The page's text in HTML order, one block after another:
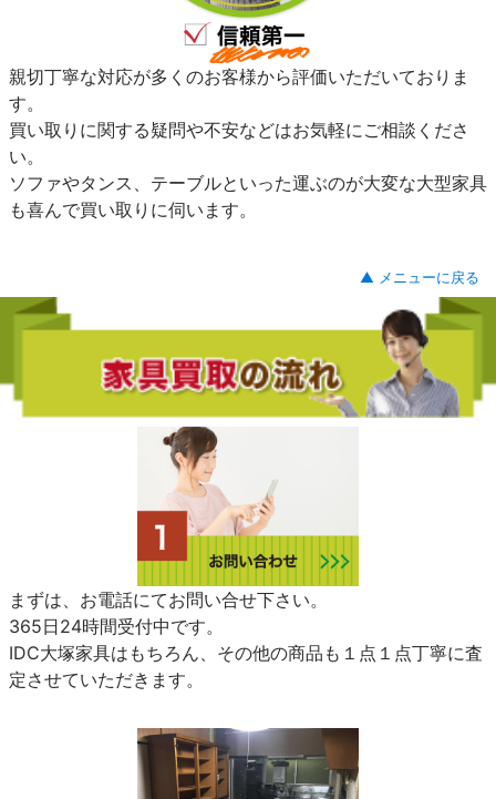
親切丁寧な対応が多くのお客様から評価いただいておりま
す。
買い取りに関する疑問や不安などはお気軽にご相談くださ
い。
ソファやタンス、テーブルといった運ぶのが大変な大型家具
も喜んで買い取りに伺います。
▲ メニューに戻る
まずは、お電話にてお問い合せ下さい。
365日24時間受付中です。
IDC大塚家具はもちろん、その他の商品も１点１点丁寧に査
定させていただきます。